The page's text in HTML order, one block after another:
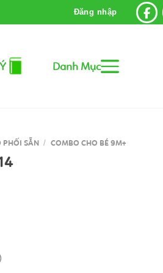
Đăng nhập
Danh Mục
PHỐI SẴN / COMBO CHO BÉ 9M+